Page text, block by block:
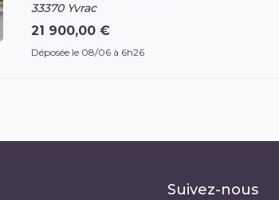
33370 Yvrac
21 900,00 €
Déposée le 08/06 à 6h26
Suivez-nous